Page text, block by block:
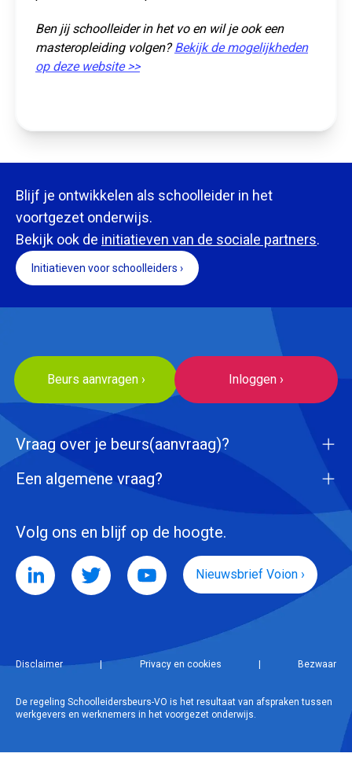
Ben jij schoolleider in het vo en wil je ook een
masteropleiding volgen?Bekijk de mogelijkheden
op deze website >>
Blijf je ontwikkelen als schoolleider in het
voortgezet onderwijs.
Bekijk ook de initiatieven van de sociale partners.
Initiatieven voor schoolleiders ›
Beurs aanvragen › Inloggen ›
Vraag over je beurs(aanvraag)?
Een algemene vraag?
Volg ons en blijf op de hoogte.
Nieuwsbrief Voion ›
Disclaimer | Privacy en cookies Bezwaar
De regeling Schoolleidersbeurs-VO is het resultaat van afspraken tussen
werkgevers en werknemers in het voorgezet onderwijs.